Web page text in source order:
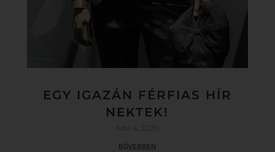
EGY IGAZÁN FÉRFIAS HÍR
NEKTEK!
febr 4, 2020
bővebben